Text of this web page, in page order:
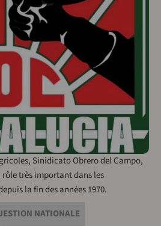
Sinidicato Obrero del Campo,
très important dans les
la fin des années 1970.
NATIONALE